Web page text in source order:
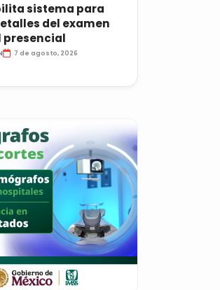
sistema para
del examen
presencial
7 de agosto, 2026